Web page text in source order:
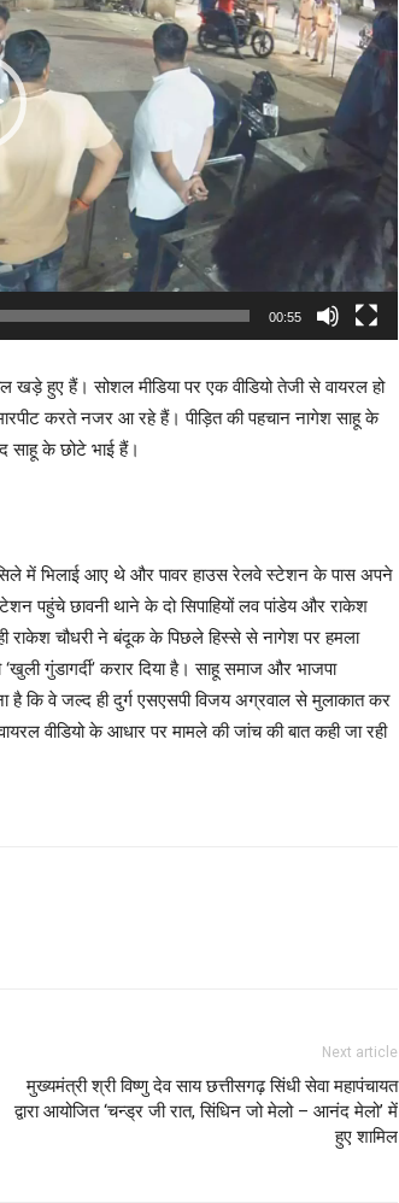
00:55
खड़े हुए हैं। सोशल मीडिया पर एक वीडियो तेजी से वायरल हो
करते नजर आ रहे हैं। पीड़ित की पहचान नागेश साहू के
साहू के छोटे भाई हैं।
में भिलाई आए थे और पावर हाउस रेलवे स्टेशन के पास अपने
पहुंचे छावनी थाने के दो सिपाहियों लव पांडेय और राकेश
राकेश चौधरी ने बंदूक के पिछले हिस्से से नागेश पर हमला
गुंडागर्दी’ करार दिया है। साहू समाज और भाजपा
है कि वे जल्द ही दुर्ग एसएसपी विजय अग्रवाल से मुलाकात कर
वीडियो के आधार पर मामले की जांच की बात कही जा रही
Next article
मुख्यमंत्री श्री विष्णु देव साय छत्तीसगढ़ सिंधी सेवा महापंचायत
द्वारा आयोजित ‘चन्ड्र जी रात, सिंधिन जो मेलो – आनंद मेलो’ में
हुए शामिल